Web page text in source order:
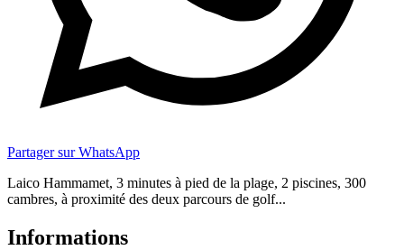
Partager sur WhatsApp
Laico Hammamet, 3 minutes à pied de la plage, 2 piscines, 300
cambres, à proximité des deux parcours de golf...
Informations